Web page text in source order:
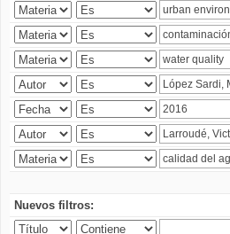
Nuevos filtros: